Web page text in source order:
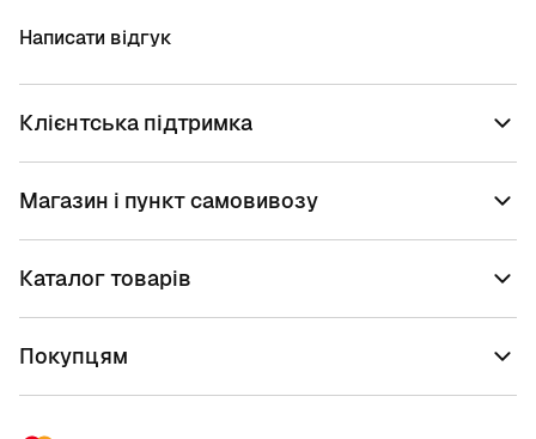
Написати відгук
Клієнтська підтримка
Магазин і пункт самовивозу
Каталог товарів
Покупцям